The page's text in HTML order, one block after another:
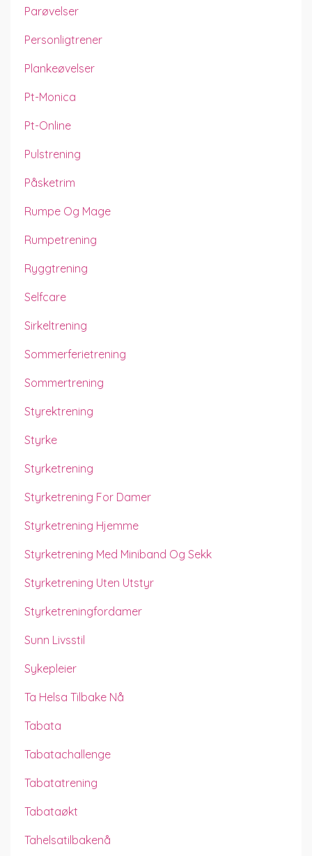
Parøvelser
Personligtrener
Plankeøvelser
Pt-Monica
Pt-Online
Pulstrening
Påsketrim
Rumpe Og Mage
Rumpetrening
Ryggtrening
Selfcare
Sirkeltrening
Sommerferietrening
Sommertrening
Styrektrening
Styrke
Styrketrening
Styrketrening For Damer
Styrketrening Hjemme
Styrketrening Med Miniband Og Sekk
Styrketrening Uten Utstyr
Styrketreningfordamer
Sunn Livsstil
Sykepleier
Ta Helsa Tilbake Nå
Tabata
Tabatachallenge
Tabatatrening
Tabataøkt
Tahelsatilbakenå